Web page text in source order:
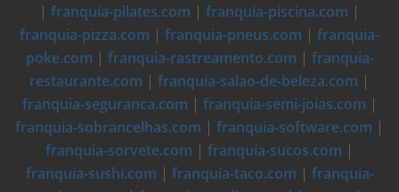
| franquia-pilates.com | franquia-piscina.com |
franquia-pizza.com | franquia-pneus.com | franquia-
poke.com | franquia-rastreamento.com | franquia-
restaurante.com | franquia-salao-de-beleza.com |
franquia-seguranca.com | franquia-semi-joias.com |
franquia-sobrancelhas.com | franquia-software.com |
franquia-sorvete.com | franquia-sucos.com |
franquia-sushi.com | franquia-taco.com | franquia-